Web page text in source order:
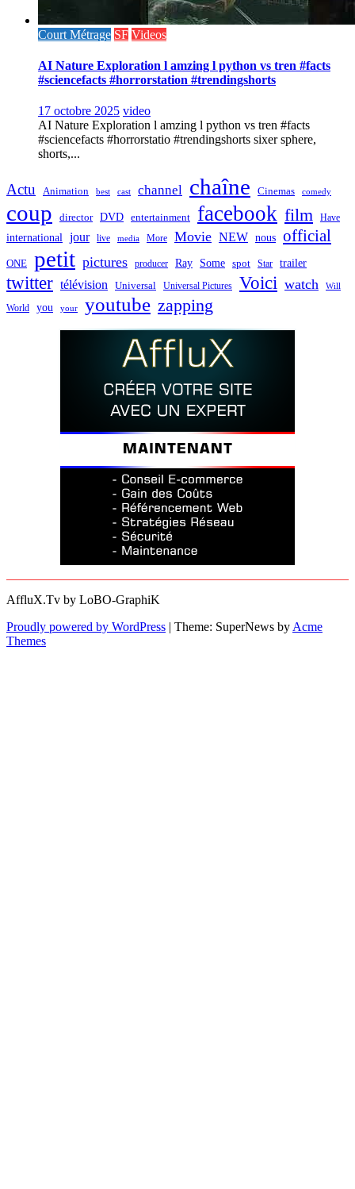
Court Métrage SF Videos
AI Nature Exploration l amzing l python vs tren #facts
#sciencefacts #horrorstation #trendingshorts
17 octobre 2025 video
AI Nature Exploration l amzing l python vs tren #facts
#sciencefacts #horrorstatio #trendingshorts sixer sphere,
shorts,...
Actu Animation best cast channel chaîne Cinemas comedy
coup director DVD entertainment facebook film Have
international jour live media More Movie NEW nous official
ONE petit pictures producer Ray Some spot Star trailer
twitter télévision Universal Universal Pictures Voici watch Will
World you your youtube zapping
AffluX.Tv by LoBO-GraphiK
Proudly powered by WordPress | Theme: SuperNews by Acme
Themes